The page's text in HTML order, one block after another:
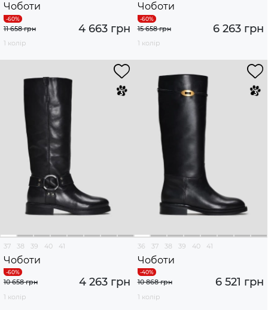
Чоботи
4 663 грн
11 658 грн
1 колір
Чоботи
6 263 грн
15 658 грн
1 колір
37 38 39 40 41
Чоботи
4 263 грн
10 658 грн
1 колір
36 37 38 39 40 41
Чоботи
6 521 грн
10 868 грн
1 колір